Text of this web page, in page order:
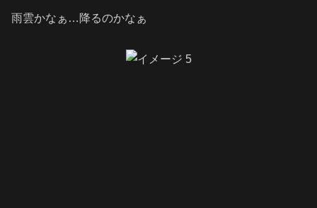
雨雲かなぁ…降るのかなぁ